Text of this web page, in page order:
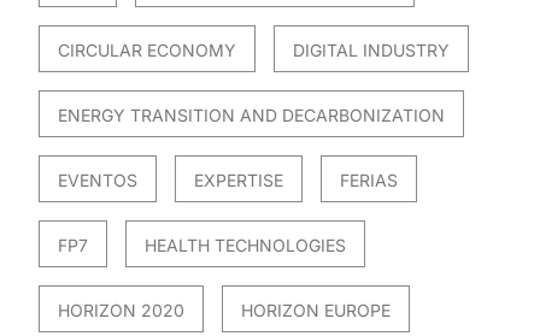
CIRCULAR ECONOMY DIGITAL INDUSTRY
ENERGY TRANSITION AND DECARBONIZATION
EVENTOS EXPERTISE FERIAS
FP7 HEALTH TECHNOLOGIES
HORIZON 2020 HORIZON EUROPE